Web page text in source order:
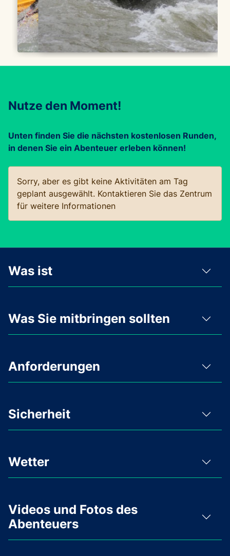
Nutze den Moment!
Unten finden Sie die nächsten kostenlosen Runden,
in denen Sie ein Abenteuer erleben können!
Sorry, aber es gibt keine Aktivitäten am Tag
geplant ausgewählt. Kontaktieren Sie das Zentrum
für weitere Informationen
Was ist
Was Sie mitbringen sollten
Anforderungen
Sicherheit
Wetter
Videos und Fotos des
Abenteuers